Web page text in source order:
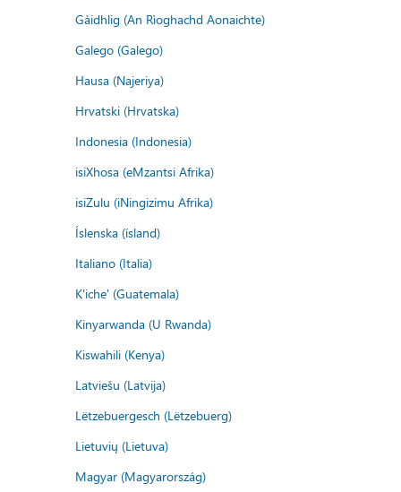
Gàidhlig (An Rìoghachd Aonaichte)
Galego (Galego)
Hausa (Najeriya)
Hrvatski (Hrvatska)
Indonesia (Indonesia)
isiXhosa (eMzantsi Afrika)
isiZulu (iNingizimu Afrika)
Íslenska (ísland)
Italiano (Italia)
K'iche' (Guatemala)
Kinyarwanda (U Rwanda)
Kiswahili (Kenya)
Latviešu (Latvija)
Lëtzebuergesch (Lëtzebuerg)
Lietuvių (Lietuva)
Magyar (Magyarország)